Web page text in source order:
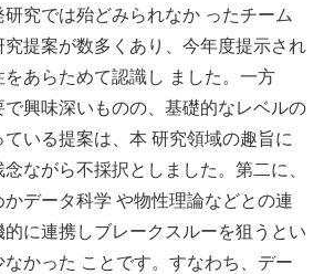
究では殆どみられなか ったチーム
提案が数多くあり、今年度提示され
あらためて認識し ました。一方
興味深いものの、基礎的なレベルの
いる提案は、本 研究領域の趣旨に
ながら不採択としました。第二に、
データ科学 や物性理論などとの連
に連携しブレークスルーを狙うとい
かった ことです。すなわち、デー